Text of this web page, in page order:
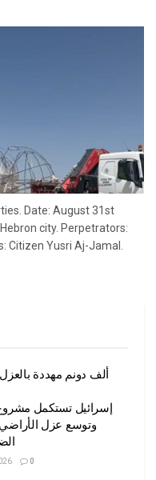
Date: August 31st
city. Perpetrators:
Citizen Yusri Aj-Jamal.
إسرائيل تستكمل
وتوسع عزل
0